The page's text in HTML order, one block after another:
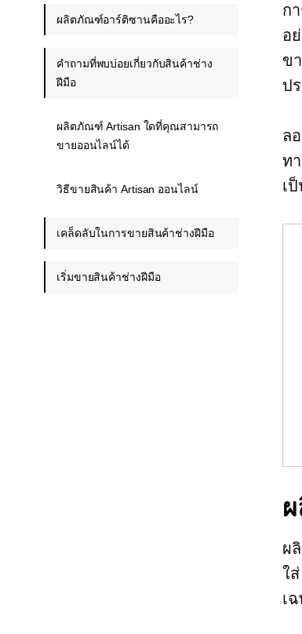
ก
อ
ข
ป
ล
ท
เ
ผ
ใ
เ
ผลิตภัณฑ์อาร์ติซานคืออะไร?
คำถามที่พบบ่อยเกี่ยวกับสินค้าช่าง
ฝีมือ
ผลิตภัณฑ์ Artisan ใดที่คุณสามารถ
ขายออนไลน์ได้
วิธีขายสินค้า Artisan ออนไลน์
เคล็ดลับในการขายสินค้าช่างฝีมือ
เริ่มขายสินค้าช่างฝีมือ